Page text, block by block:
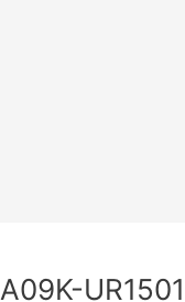
A09K-